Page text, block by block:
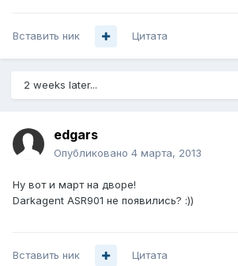
Вставить ник Цитата
2 weeks later...
edgars
Опубликовано 4 марта, 2013
Ну вот и март на дворе!
Darkagent ASR901 не появились? :))
Вставить ник Цитата